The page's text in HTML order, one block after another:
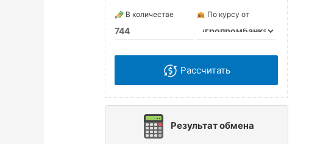
В количестве По курсу от
Рассчитать
Результат обмена